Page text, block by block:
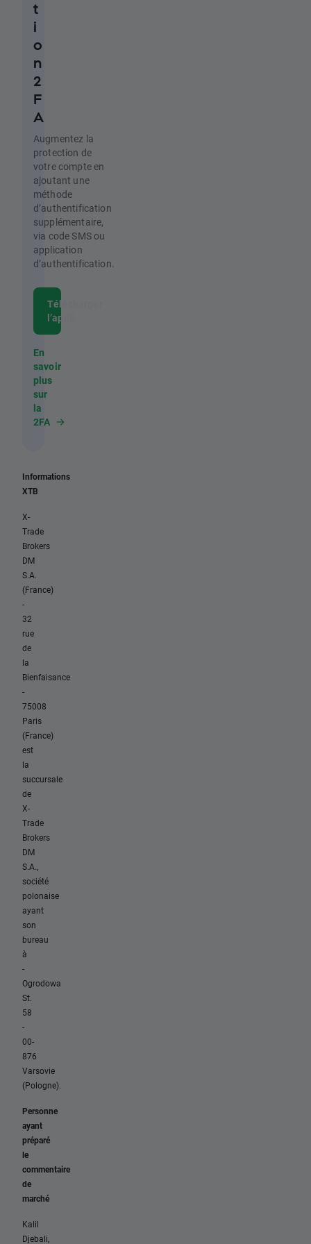
t
i
o
n
2
F
A
Augmentez la
protection de
votre compte en
ajoutant une
méthode
d’authentification
supplémentaire,
via code SMS ou
application
d’authentification.
Télécharger
l’appli
En
savoir
plus
sur
la
2FA
Informations
XTB
X-
Trade
Brokers
DM
S.A.
(France)
-
32
rue
de
la
Bienfaisance
-
75008
Paris
(France)
est
la
succursale
de
X-
Trade
Brokers
DM
S.A.,
société
polonaise
ayant
son
bureau
à
-
Ogrodowa
St.
58
-
00-
876
Varsovie
(Pologne).
Personne
ayant
préparé
le
commentaire
de
marché
Kalil
Djebali,